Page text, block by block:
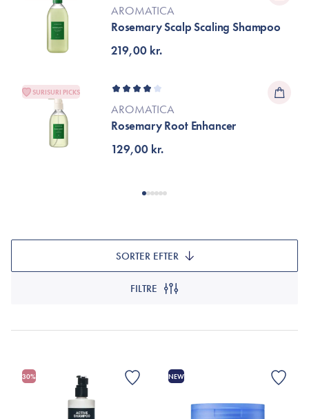
AROMATICA
Rosemary Scalp Scaling Shampoo
219,00 kr.
SURISURI PICKS
AROMATICA
Rosemary Root Enhancer
129,00 kr.
FILTRE
SORTER EFTER
30% NEW